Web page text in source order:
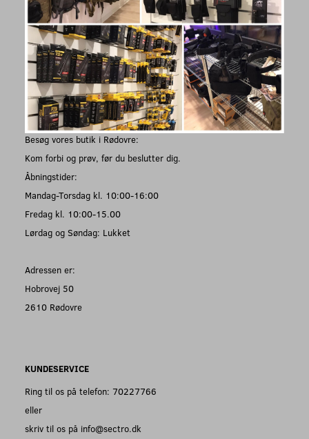
Besøg vores butik i Rødovre:
Kom forbi og prøv, før du beslutter dig.
Åbningstider:
Mandag-Torsdag kl. 10:00-16:00
Fredag kl. 10:00-15.00
Lørdag og Søndag: Lukket
Adressen er:
Hobrovej 50
2610 Rødovre
KUNDESERVICE
Ring til os på telefon: 70227766
eller
skriv til os på info@sectro.dk